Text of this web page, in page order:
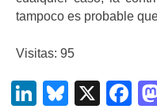
tampoco es probable
Visitas: 95
LinkedIn
Bluesky
X